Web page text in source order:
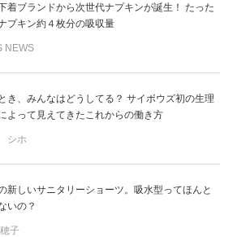
着ブランドから次世代ナプキンが誕生！ たった
プキン約４枚分の吸収量
NEWS
き、みんなはどうしてる？ サイボウズ初の生理
よって見えてきたこれからの働き方
シホ
新しいサニタリーショーツ。吸水型ってほんと
いの？
子